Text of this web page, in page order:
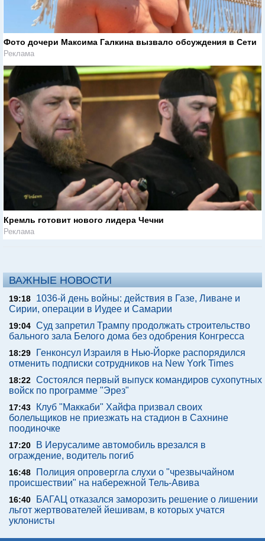
Фото дочери Максима Галкина вызвало обсуждения в Сети
Реклама
Кремль готовит нового лидера Чечни
Реклама
ВАЖНЫЕ НОВОСТИ
19:18
1036-й день войны: действия в Газе, Ливане и
Сирии, операции в Иудее и Самарии
19:04 Суд запретил Трампу продолжать строительство
бального зала Белого дома без одобрения Конгресса
18:29
Генконсул Израиля в Нью-Йорке распорядился
отменить подписки сотрудников на New York Times
18:22 Состоялся первый выпуск командиров сухопутных
войск по программе "Эрез"
17:43
Клуб "Маккаби" Хайфа призвал своих
болельщиков не приезжать на стадион в Сахнине
поодиночке
17:20
В Иерусалиме автомобиль врезался в
ограждение, водитель погиб
16:48
Полиция опровергла слухи о "чрезвычайном
происшествии" на набережной Тель-Авива
16:40
БАГАЦ отказался заморозить решение о лишении
льгот жертвователей йешивам, в которых учатся
уклонисты